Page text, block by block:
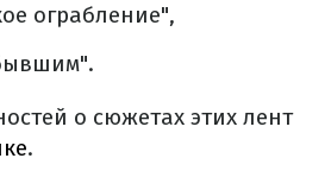
ограбление",
о сюжетах этих лент
.